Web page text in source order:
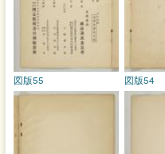
図版54
図版55